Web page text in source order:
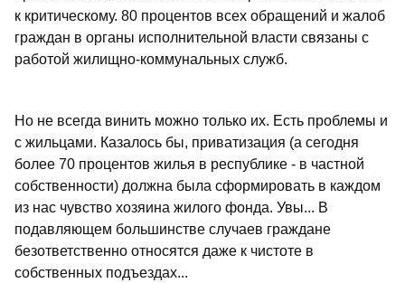
к критическому. 80 процентов всех обращений и жалоб
граждан в органы исполнительной власти связаны с
работой жилищно-коммунальных служб.
Но не всегда винить можно только их. Есть проблемы и
с жильцами. Казалось бы, приватизация (а сегодня
более 70 процентов жилья в республике - в частной
собственности) должна была сформировать в каждом
из нас чувство хозяина жилого фонда. Увы... В
подавляющем большинстве случаев граждане
безответственно относятся даже к чистоте в
собственных подъездах...